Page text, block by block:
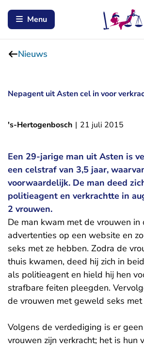
Menu
Nieuws
Nepagent uit Asten cel in voor
's-Hertogenbosch | 21 juli 2015
Een 29-jarige man uit Asten is
een celstraf van 3,5 jaar,
voorwaardelijk. De man deed
politieagent en verkrachtte in
2 vrouwen.
De man kwam met de vrouwen in
advertenties op een website en
seks met ze hebben. Zodra de
thuis kwamen, deed hij zich in
als politieagent en hield hij hen
strafbare feiten pleegden.
de vrouwen met geweld seks
Volgens de verdediging is er geen
vrouwen zijn verkracht; het is hun